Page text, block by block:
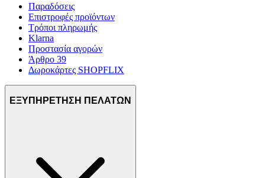
Παραδόσεις
Επιστροφές προϊόντων
Τρόποι πληρωμής
Klarna
Προστασία αγορών
Άρθρο 39
Δωροκάρτες SHOPFLIX
ΕΞΥΠΗΡΕΤΗΣΗ ΠΕΛΑΤΩΝ